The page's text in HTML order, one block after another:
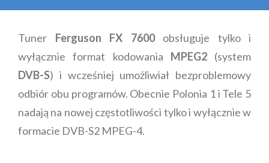
Tuner Ferguson FX 7600obsługuje tylko i
wyłącznie format kodowania MPEG2(system
DVB-S) i wcześniej umożliwiał bezproblemowy
odbiór obu programów. Obecnie Polonia 1 i Tele 5
nadają na nowej częstotliwości tylko i wyłącznie w
formacie DVB-S2 MPEG-4.